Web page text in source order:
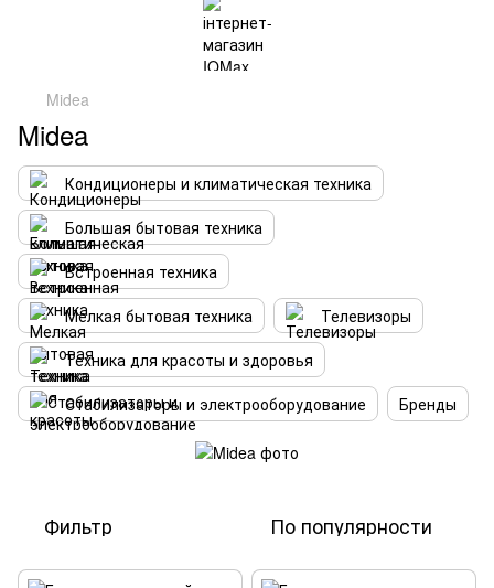
Midea
Midea
Кондиционеры и климатическая техника
Большая бытовая техника
Встроенная техника
Мелкая бытовая техника
Телевизоры
Техника для красоты и здоровья
Стабилизаторы и электрооборудование
Бренды
Фильтр По популярности